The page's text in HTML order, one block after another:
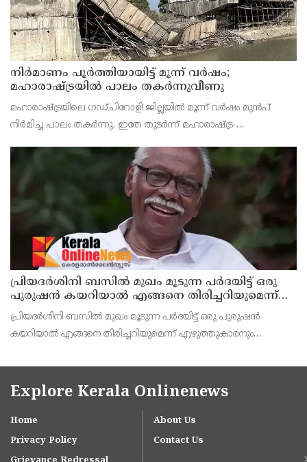
നിർമാണം പൂർത്തിയായിട്ട് മൂന്ന് വർഷം;
മഹാരാഷ്ട്രയിൽ പാലം തകർന്നുവീണു
മഹാരാഷ്ട്രയിലെ ഗഡ്ചിറോളി ജില്ലയിൽ മൂന്ന് വർഷം മുൻപ്
നിർമിച്ച പാലം തകർന്നു. ഇതേ തുടർന്ന് മഹാരാഷ്ട്ര-
ഗതാഗതം നിലച്ചു. ബന്ദിയ നദിക്ക് കുറുകെ നിർമിച്ച 10
പ്രിയദർശിനി ബസിൽ മുഖം മൂടുന്ന പർദയിട്ട് ഒരു
പുരുഷൻ കയറിയാൽ എങ്ങനെ തിരിച്ചറിയുമെന്ന്
എംഎൻ കാരശ്ശേരി
പ്രിയദർശിനി ബസിൽ മുഖം മൂടുന്ന പർദയിട്ട് ഒരു പുരുഷൻ
കയറിയാൽ എങ്ങനെ തിരിച്ചറിയുമെന്ന് എഴുത്തുകാരനും
പർദയായ നിഖാബ് എന്തുകൊണ്ടാണ് വലിയൊരു നിയമപ്രശ്നമാ
Explore Kerala Onlinenews
Home
About Us
Privacy Policy
Contact Us